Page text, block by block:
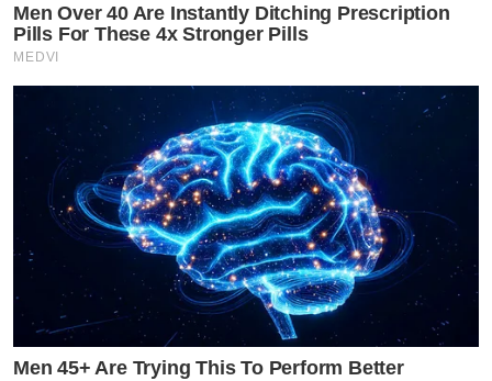
Men Over 40 Are Instantly Ditching Prescription
Pills For These 4x Stronger Pills
MEDVI
Men 45+ Are Trying This To Perform Better